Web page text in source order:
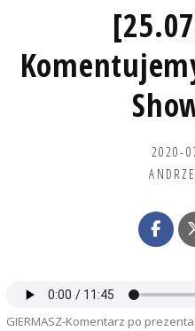
2020-
GIERMASZ-Komentarz po